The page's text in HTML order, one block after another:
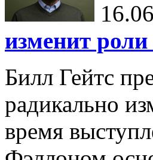
изменит
Билл Гейтс
радикально
время